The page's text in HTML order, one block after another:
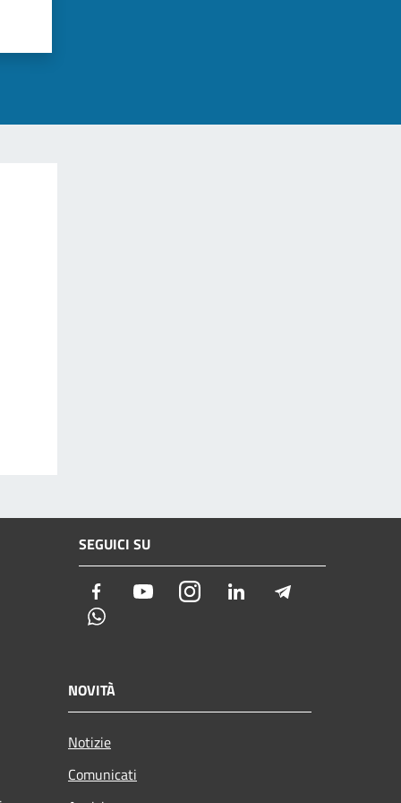
SEGUICI SU
Facebook YoutubeInstagramLinkedIn
NOVITÀ
Notizie
Comunicati